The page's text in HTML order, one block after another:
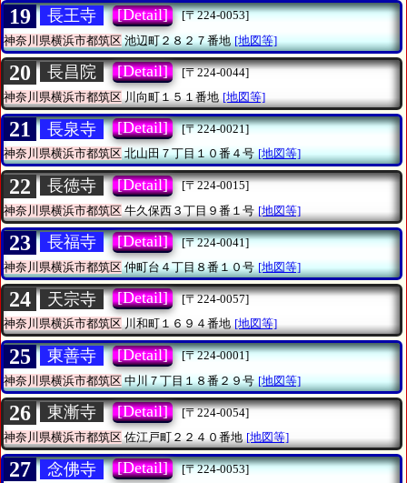
19 長王寺 [Detail]
[〒224-0053]
神奈川県横浜市都筑区池辺町２８２７番地 [地図等]
20 長昌院 [Detail]
[〒224-0044]
神奈川県横浜市都筑区 川向町１５１番地 [地図等]
21 長泉寺 [Detail]
[〒224-0021]
神奈川県横浜市都筑区北山田７丁目１０番４号 [地図等]
22 長徳寺 [Detail]
[〒224-0015]
神奈川県横浜市都筑区 牛久保西３丁目９番１号 [地図等]
23 長福寺 [Detail]
[〒224-0041]
神奈川県横浜市都筑区仲町台４丁目８番１０号 [地図等]
24 天宗寺 [Detail]
[〒224-0057]
神奈川県横浜市都筑区川和町１６９４番地 [地図等]
25 東善寺 [Detail]
[〒224-0001]
神奈川県横浜市都筑区中川７丁目１８番２９号 [地図等]
26 東漸寺 [Detail]
[〒224-0054]
神奈川県横浜市都筑区 佐江戸町２２４０番地 [地図等]
27 念佛寺 [Detail]
[〒224-0053]